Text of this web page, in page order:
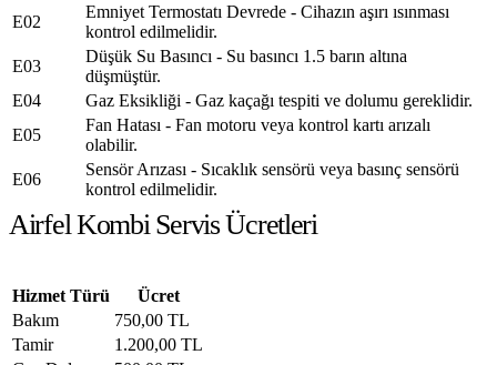
E02
Emniyet Termostatı Devrede - Cihazın aşırı ısınması
kontrol edilmelidir.
E03
Düşük Su Basıncı - Su basıncı 1.5 barın altına
düşmüştür.
E04
Gaz Eksikliği - Gaz kaçağı tespiti ve dolumu gereklidir.
E05
Fan Hatası - Fan motoru veya kontrol kartı arızalı
olabilir.
E06
Sensör Arızası - Sıcaklık sensörü veya basınç sensörü
kontrol edilmelidir.
Airfel Kombi Servis Ücretleri
Hizmet Türü
Ücret
Bakım
750,00 TL
Tamir
1.200,00 TL